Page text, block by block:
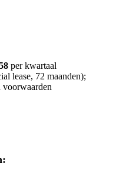
per kwartaal
lease, 72 maanden);
voorwaarden